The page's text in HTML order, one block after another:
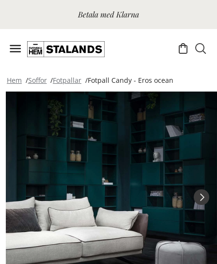
Betala med Klarna
Hem Soffor Fotpallar Fotpall Candy - Eros ocean